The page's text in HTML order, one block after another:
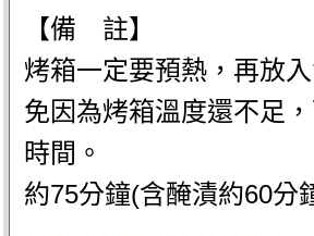
【備 註】
烤箱一定要預熱，再放
免因為烤箱溫度還不足
時間。
約75分鐘(含醃漬約60分